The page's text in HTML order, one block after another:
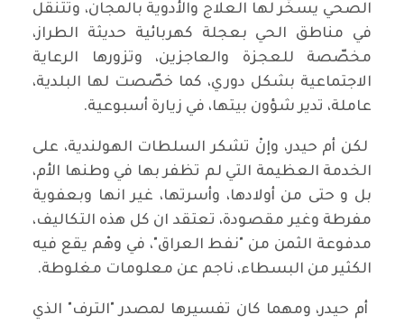
الصحي يسخّر لها العلاج والأدوية بالمجان، وتتنقل
في مناطق الحي بعجلة كهربائية حديثة الطراز،
مخصّصة للعجزة والعاجزين، وتزورها الرعاية
الاجتماعية بشكل دوري، كما خصّصت لها البلدية،
عاملة، تدير شؤون بيتها، في زيارة أسبوعية.
لكن أم حيدر، وإنْ تشكر السلطات الهولندية، على
الخدمة العظيمة التي لم تظفر بها في وطنها الأم،
بل و حتى من أولادها، وأسرتها، غير انها وبعفوية
مفرطة وغير مقصودة، تعتقد ان كل هذه التكاليف،
مدفوعة الثمن من "نفط العراق"، في وهْم يقع فيه
الكثير من البسطاء، ناجم عن معلومات مغلوطة.
أم حيدر، ومهما كان تفسيرها لمصدر "الترف" الذي